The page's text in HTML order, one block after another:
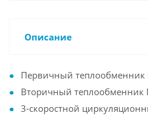
Описание
Первичный теплообменник
Вторичный теплообменник
3-скоростной